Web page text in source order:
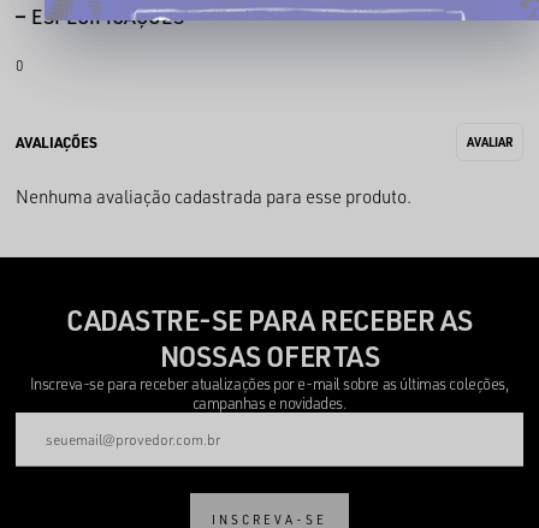
ESPECIFICAÇÕES
0
Nenhuma avaliação cadastrada para esse produto.
CADASTRE-SE PARA RECEBER AS
NOSSAS OFERTAS
Inscreva-se para receber atualizações por e-mail sobre as últimas coleções,
campanhas e novidades.
INSCREVA-SE